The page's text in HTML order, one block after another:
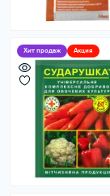
Хит продаж Акция